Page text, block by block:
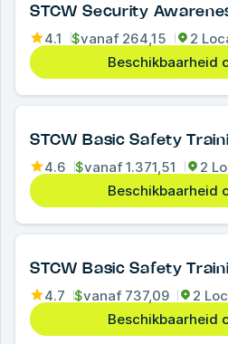
STCW Security
4.1 $vanaf 264,15
2
Beschikbaarheid
STCW Basic Safety
4.6 $vanaf1.371,51
2
Beschikbaarheid
STCW Basic Safety
4.7 $vanaf 737,09
2
Beschikbaarheid